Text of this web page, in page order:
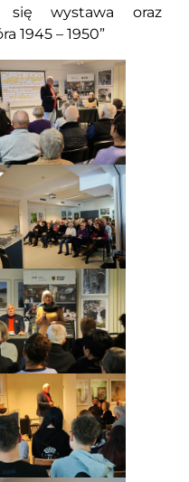
się wystawa oraz
1945 – 1950”